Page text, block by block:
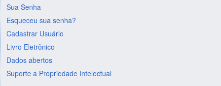
Sua Senha
Esqueceu sua senha?
Cadastrar Usuário
Livro Eletrônico
Dados abertos
Suporte a Propriedade Intelectual